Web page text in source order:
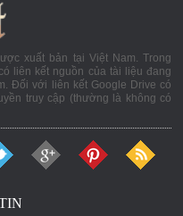
xuất bản tại Việt Nam. Trong
liên kết nguồn của tài liệu đang
Đối với liên kết Google Drive có
truy cập (thường là không có